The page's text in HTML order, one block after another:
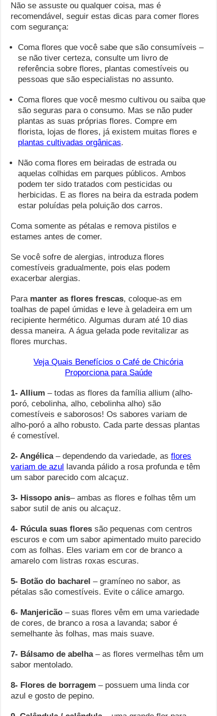
Não se assuste ou qualquer coisa, mas é
recomendável, seguir estas dicas para comer flores
com segurança:
Coma flores que você sabe que são consumíveis –
se não tiver certeza, consulte um livro de
referência sobre flores, plantas comestíveis ou
pessoas que são especialistas no assunto.
Coma flores que você mesmo cultivou ou saiba que
são seguras para o consumo. Mas se não puder
plantas as suas próprias flores. Compre em
florista, lojas de flores, já existem muitas flores e
plantas cultivadas orgânicas.
Não coma flores em beiradas de estrada ou
aquelas colhidas em parques públicos. Ambos
podem ter sido tratados com pesticidas ou
herbicidas. E as flores na beira da estrada podem
estar poluídas pela poluição dos carros.
Coma somente as pétalas e remova pistilos e
estames antes de comer.
Se você sofre de alergias, introduza flores
comestíveis gradualmente, pois elas podem
exacerbar alergias.
Para manter as flores frescas, coloque-as em
toalhas de papel úmidas e leve à geladeira em um
recipiente hermético. Algumas duram até 10 dias
dessa maneira. A água gelada pode revitalizar as
flores murchas.
Veja Quais Benefícios o Café de Chicória
Proporciona para Saúde
1- Allium – todas as flores da família allium (alho-
poró, cebolinha, alho, cebolinha alho) são
comestíveis e saborosos! Os sabores variam de
alho-poró a alho robusto. Cada parte dessas plantas
é comestível.
2- Angélica– dependendo da variedade, asflores
variam de azul lavanda pálido a rosa profunda e têm
um sabor parecido com alcaçuz.
3- Hissopo anis– ambas as flores e folhas têm um
sabor sutil de anis ou alcaçuz.
4- Rúcula suas flores são pequenas com centros
escuros e com um sabor apimentado muito parecido
com as folhas. Eles variam em cor de branco a
amarelo com listras roxas escuras.
5- Botão do bacharel – gramíneo no sabor, as
pétalas são comestíveis. Evite o cálice amargo.
6- Manjericão – suas flores vêm em uma variedade
de cores, de branco a rosa a lavanda; sabor é
semelhante às folhas, mas mais suave.
7- Bálsamo de abelha– as flores vermelhas têm um
sabor mentolado.
8- Flores de borragem – possuem uma linda cor
azul e gosto de pepino.